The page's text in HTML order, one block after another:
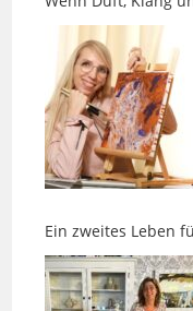
Ein zweites Leben